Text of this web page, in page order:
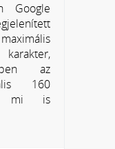
Google
az
160
mi is